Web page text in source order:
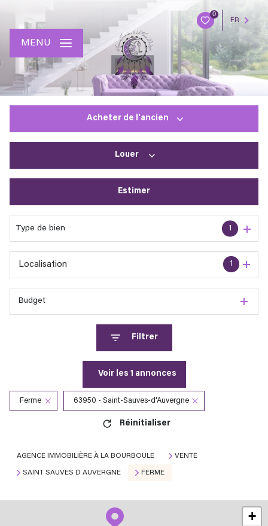
0
FR
MENU
Acheter de l'ancien
Louer
Estimer
Type de bien 1
1
Localisation
Budget
Filtrer
Voir les 1 annonces
Ferme 63950 - Saint-Sauves-d'Auvergne
Réinitialiser
AGENCE IMMOBILIÈRE À LA BOURBOULE VENTE
SAINT SAUVES D AUVERGNE FERME
+